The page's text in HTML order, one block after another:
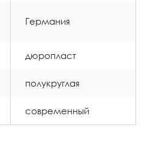
Германия
дюропласт
полукруглая
современный